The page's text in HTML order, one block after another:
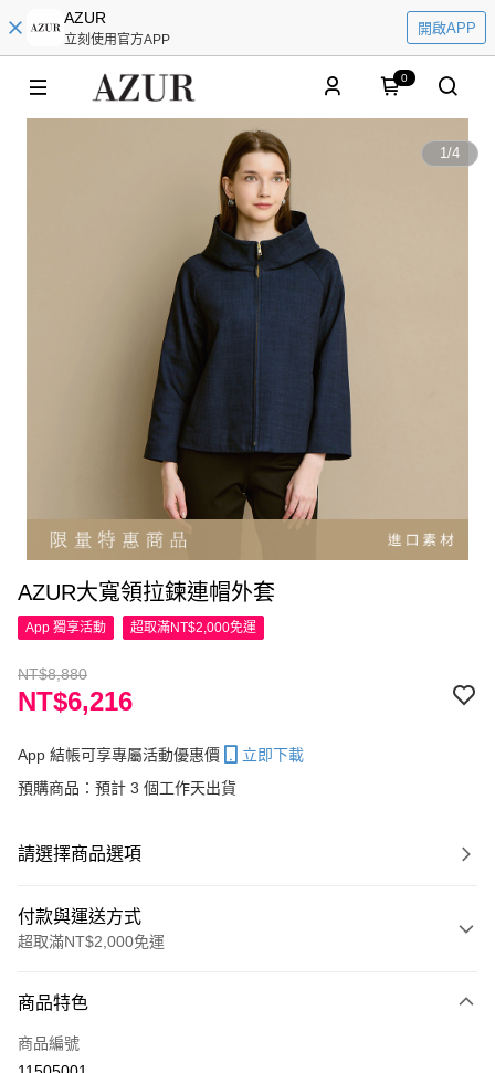
AZUR
立刻使用官方APP
開啟APP
0
1/4
AZUR大寬領拉鍊連帽外套
App 獨享活動 超取滿NT$2,000免運
NT$8,880
NT$6,216
App 結帳可享專屬活動優惠價
立即下載
預購商品：預計 3 個工作天出貨
請選擇商品選項
付款與運送方式
超取滿NT$2,000免運
信用卡一次付款
超商取貨付款
商品特色
商品編號